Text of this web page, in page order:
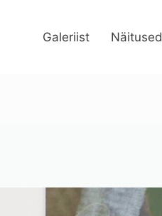
Galeriist Näitused